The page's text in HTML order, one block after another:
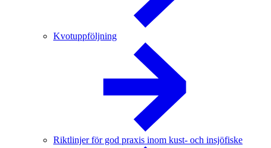
Kvotuppföljning
Riktlinjer för god praxis inom kust- och insjöfiske